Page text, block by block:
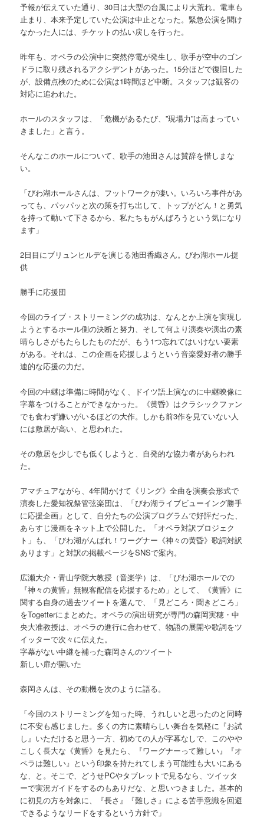
予報が伝えていた通り、30日は大型の台風により大荒れ。電車も
止まり、本来予定していた公演は中止となった。緊急公演を聞け
なかった人には、チケットの払い戻しを行った。
昨年も、オペラの公演中に突然停電が発生し、歌手が空中のゴン
ドラに取り残されるアクシデントがあった。15分ほどで復旧した
が、設備点検のために公演は1時間ほど中断。スタッフは観客の
対応に追われた。
ホールのスタッフは、「危機があるたび、”現場力”は高まってい
きました」と言う。
そんなこのホールについて、歌手の池田さんは賛辞を惜しまな
い。
「びわ湖ホールさんは、フットワークが凄い。いろいろ事件があ
っても、パッパッと次の策を打ち出して、トップがどん！と勇気
を持って動いて下さるから、私たちもがんばろうという気になり
ます」
2日目にブリュンヒルデを演じる池田香織さん。びわ湖ホール提
供
勝手に応援団
今回のライブ・ストリーミングの成功は、なんとか上演を実現し
ようとするホール側の決断と努力、そして何より演奏や演出の素
晴らしさがもたらしたものだが、もう1つ忘れてはいけない要素
がある。それは、この企画を応援しようという音楽愛好者の勝手
連的な応援の力だ。
今回の中継は準備に時間がなく、ドイツ語上演なのに中継映像に
字幕をつけることができなかった。《黄昏》はクラシックファン
でも食わず嫌いがいるほどの大作。しかも前3作を見ていない人
には敷居が高い、と思われた。
その敷居を少しでも低くしようと、自発的な協力者があらわれ
た。
アマチュアながら、4年間かけて《リング》全曲を演奏会形式で
演奏した愛知祝祭管弦楽団は、「びわ湖ライブビューイング勝手
に応援企画」として、自分たちの公演プログラムで好評だった、
あらすじ漫画をネット上で公開した。「オペラ対訳プロジェク
ト」も、「びわ湖がんばれ！ワーグナー《神々の黄昏》歌詞対訳
あります」と対訳の掲載ページをSNSで案内。
広瀬大介・青山学院大教授（音楽学）は、「びわ湖ホールでの
『神々の黄昏』無観客配信を応援するため」として、《黄昏》に
関する自身の過去ツイートを選んで、「見どころ・聞きどころ」
をTogetterにまとめた。オペラの演出研究が専門の森岡実穂・中
央大准教授は、オペラの進行に合わせて、物語の展開や歌詞をツ
イッターで次々に伝えた。
字幕がない中継を補った森岡さんのツイート
新しい扉が開いた
森岡さんは、その動機を次のように語る。
「今回のストリーミングを知った時、うれしいと思ったのと同時
に不安も感じました。多くの方に素晴らしい舞台を気軽に『お試
し』いただけると思う一方、初めての人が字幕なしで、このやや
こしく長大な《黄昏》を見たら、『ワーグナーって難しい』『オ
ペラは難しい』という印象を持たれてしまう可能性も大いにある
な、と。そこで、どうせPCやタブレットで見るなら、ツイッタ
ーで実況ガイドをするのもありだな、と思いつきました。基本的
に初見の方を対象に、『長さ』『難しさ』による苦手意識を回避
できるようなリードをするという方針で」